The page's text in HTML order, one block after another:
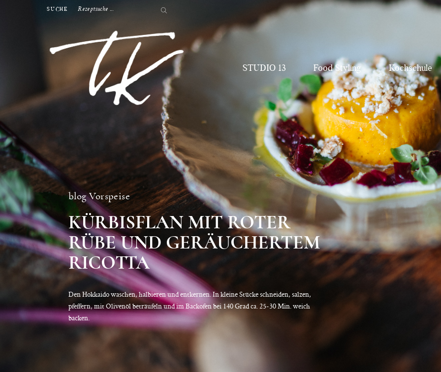
SUCHE
STUDIO 13 Food Styling Kochschule
blog Vorspeise
KÜRBISFLAN MIT ROTER
RÜBE UND GERÄUCHERTEM
RICOTTA
Den Hokkaido waschen, halbieren und entkernen. In kleine Stücke schneiden, salzen,
pfeffern, mit Olivenöl beträufeln und im Backofen bei 140 Grad ca. 25-30 Min. weich
backen.